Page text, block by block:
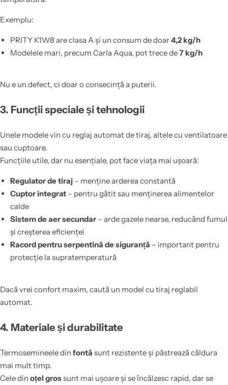
Exemplu:
PRITY K1W8 are clasa A și un consum de doar4,2 kg/h
Modelele mari, precum Carla Aqua, pot trece de7 kg/h
Nu e un defect, ci doar o consecință a puterii.
3. Funcții speciale și tehnologii
Unele modele vin cu reglaj automat de tiraj, altele cu ventilatoare
sau cuptoare.
Funcțiile utile, dar nu esențiale, pot face viața mai ușoară:
Regulator de tiraj– menține arderea constantă
Cuptor integrat– pentru gătit sau menținerea alimentelor
calde
Sistem de aer secundar– arde gazele nearse, reducând fumul
și creșterea eficienței
Racord pentru serpentină de siguranță – important pentru
protecție la supratemperatură
Dacă vrei confort maxim, caută un model cu tiraj reglabil
automat.
4. Materiale și durabilitate
Termosemineele din fontă sunt rezistente și păstrează căldura
mai mult timp.
Cele din oțel grossunt mai ușoare și se încălzesc rapid, dar se